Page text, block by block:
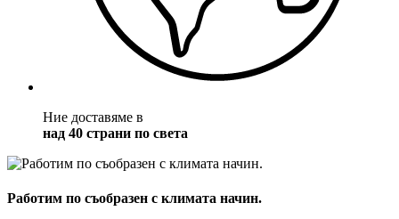
Ние доставяме в
над 40 страни по света
Работим по съобразен с климата начин.